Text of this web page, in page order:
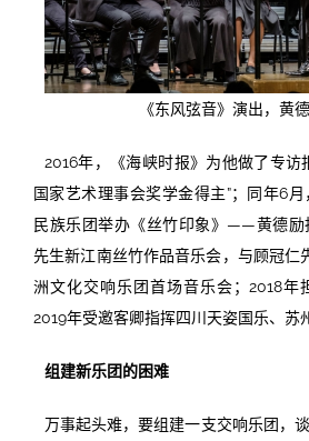
《东风弦音》演出，黄
2016年，《海峡时报》为他做了专访
国家艺术理事会奖学金得主”；同年6
民族乐团举办《丝竹印象》——黄德励
先生新江南丝竹作品音乐会，与顾冠仁
洲文化交响乐团首场音乐会；2018年
2019年受邀客卿指挥四川天姿国乐、苏
组建新乐团的困难
万事起头难，要组建一支交响乐团，